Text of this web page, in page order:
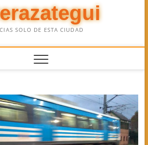
SOLO DE ESTA CIUDAD